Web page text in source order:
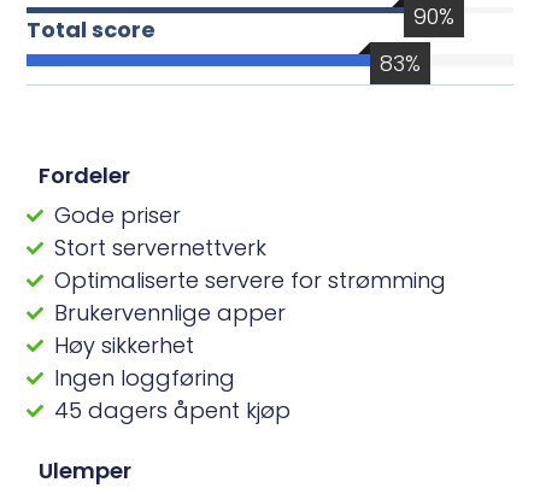
90%
Total score
83%
Fordeler
Gode priser
Stort servernettverk
Optimaliserte servere for strømming
Brukervennlige apper
Høy sikkerhet
Ingen loggføring
45 dagers åpent kjøp
Ulemper